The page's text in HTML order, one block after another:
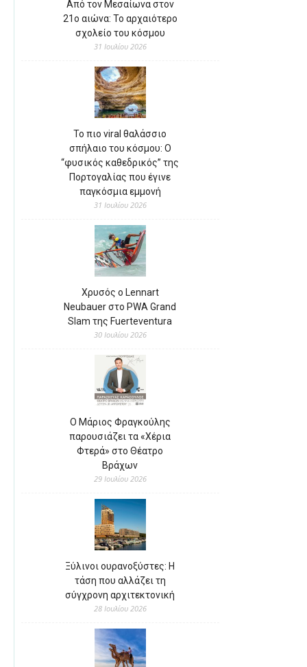
Από τον Μεσαίωνα στον
21ο αιώνα: Το αρχαιότερο
σχολείο του κόσμου
31 Ιουλίου 2026
Το πιο viral θαλάσσιο
σπήλαιο του κόσμου: Ο
“φυσικός καθεδρικός” της
Πορτογαλίας που έγινε
παγκόσμια εμμονή
31 Ιουλίου 2026
Χρυσός ο Lennart
Neubauer στο PWA Grand
Slam της Fuerteventura
30 Ιουλίου 2026
Ο Μάριος Φραγκούλης
παρουσιάζει τα «Χέρια
Φτερά» στο Θέατρο
Βράχων
29 Ιουλίου 2026
Ξύλινοι ουρανοξύστες: Η
τάση που αλλάζει τη
σύγχρονη αρχιτεκτονική
28 Ιουλίου 2026